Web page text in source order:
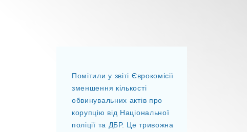
Помітили у звіті Єврокомісії
зменшення кількості
обвинувальних актів про
корупцію від Національної
поліції та ДБР. Це тривожна